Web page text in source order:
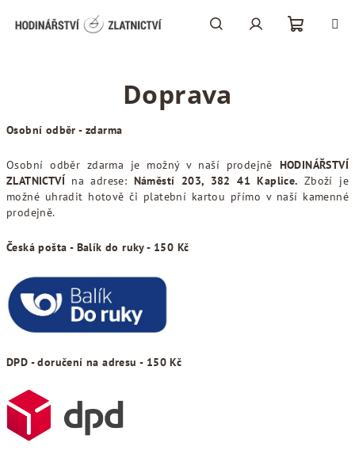
Doprava
Osobní odběr - zdarma
Osobní odběr zdarma je možný v naší prodejně HODINÁŘSTVÍ
ZLATNICTVÍ na adrese: Náměstí 203, 382 41 Kaplice. Zboží je
možné uhradit hotově či platební kartou přímo v naší kamenné
prodejně.
Česká pošta - Balík do ruky - 150 Kč
DPD - doručení na adresu - 150 Kč